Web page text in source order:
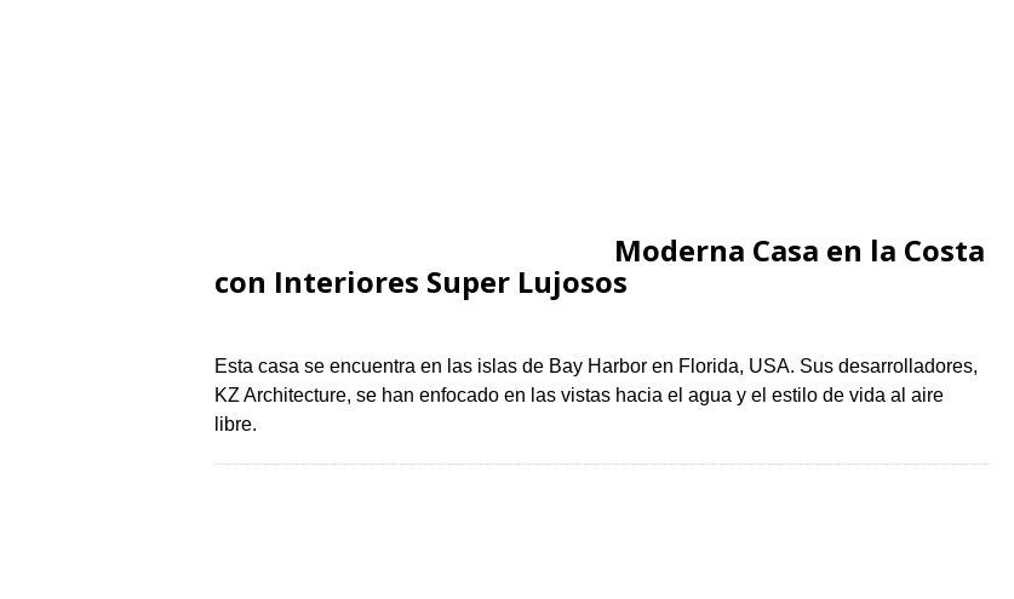
Moderna Casa en la Costa
con Interiores Super Lujosos
Esta casa se encuentra en las islas de Bay Harbor en Florida, USA. Sus desarrolladores,
KZ Architecture, se han enfocado en las vistas hacia el agua y el estilo de vida al aire
libre.